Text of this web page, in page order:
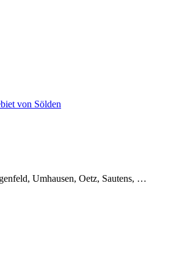
von Sölden
Umhausen, Oetz, Sautens, …